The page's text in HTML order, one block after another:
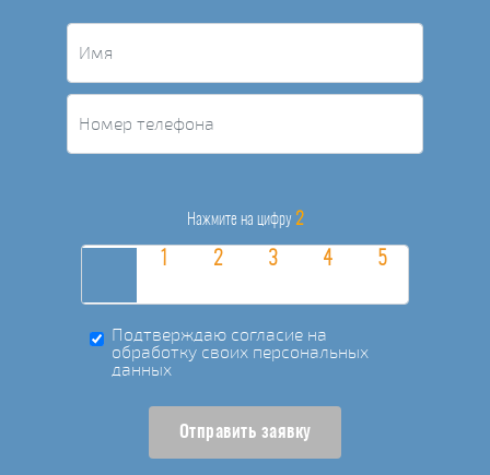
Нажмите на цифру 2
Подтверждаю согласие на
обработку своих персональных
данных
Отправить заявку